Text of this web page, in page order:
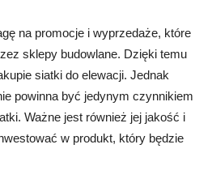
na promocje i wyprzedaże, które
sklepy budowlane. Dzięki temu
siatki do elewacji. Jednak
powinna być jedynym czynnikiem
Ważne jest również jej jakość i
w produkt, który będzie